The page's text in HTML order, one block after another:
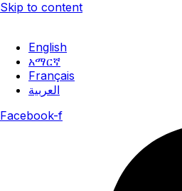
Skip to content
English
አማርኛ
Français
العربية
Facebook-f